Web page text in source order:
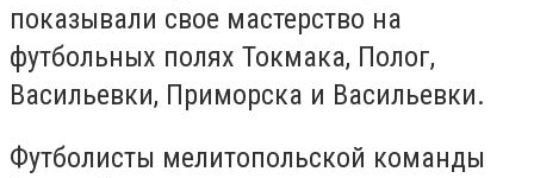
показывали свое мастерство на
футбольных полях Токмака, Полог,
Васильевки, Приморска и Васильевки.
Футболисты мелитопольской команды